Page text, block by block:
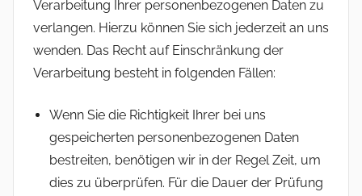
Verarbeitung Ihrer personenbezogenen Daten zu
verlangen. Hierzu können Sie sich jederzeit an uns
wenden. Das Recht auf Einschränkung der
Verarbeitung besteht in folgenden Fällen:
Wenn Sie die Richtigkeit Ihrer bei uns
gespeicherten personenbezogenen Daten
bestreiten, benötigen wir in der Regel Zeit, um
dies zu überprüfen. Für die Dauer der Prüfung